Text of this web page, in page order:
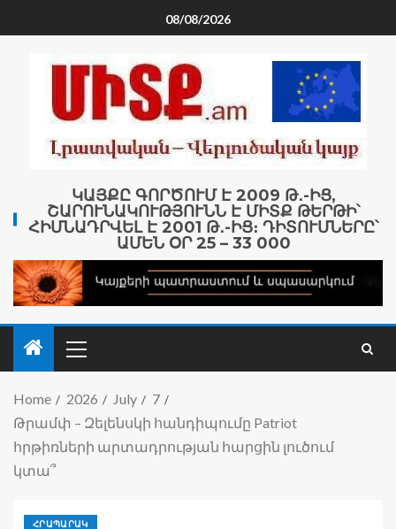
08/08/2026
ԿԱՅՔԸ ԳՈՐԾՈՒՄ Է 2009 Թ․-ԻՑ,
ՇԱՐՈՒՆԱԿՈՒԹՅՈՒՆՆ Է ՄԻՏՔ ԹԵՐԹԻ՝
ՀԻՄՆԱԴՐՎԵԼ Է 2001 Թ․-ԻՑ։ ԴԻՏՈՒՄՆԵՐԸ՝
ԱՄԵՆ ՕՐ 25 – 33 000
Home 2026 July
7
Թրամփ – Զելենսկի հանդիպումը Patriot
հրթիռների արտադրության հարցին լուծում
կտա՞
ՀՐԱՊԱՐԱԿ